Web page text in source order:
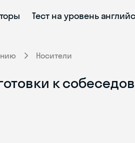
Тест на уровень
Носители
к